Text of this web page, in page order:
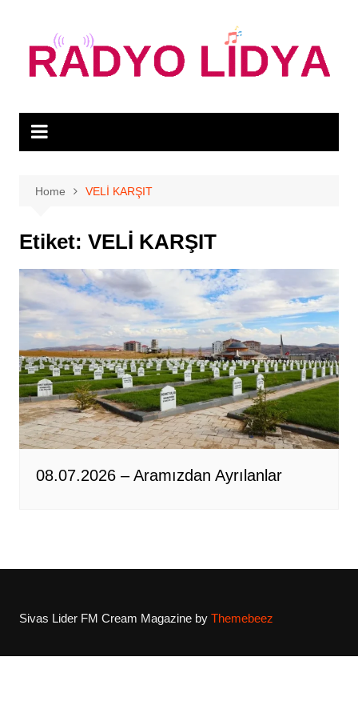
content
Home VELİ KARŞIT
Etiket: VELİ KARŞIT
08.07.2026 – Aramızdan Ayrılanlar
Sivas Lider FM Cream Magazine by Themebeez